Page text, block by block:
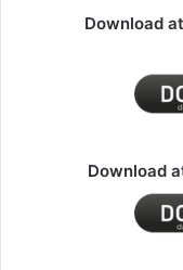
Download
Download